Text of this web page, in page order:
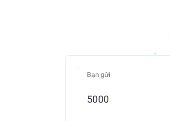
Bạn gửi